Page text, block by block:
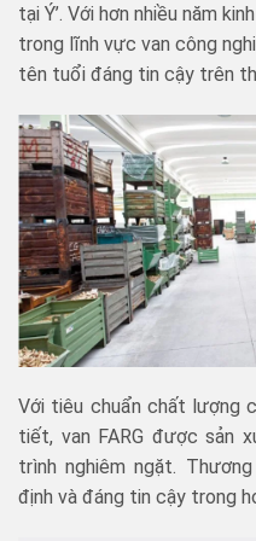
tại Ý’. Với hơn nhiều năm
trong lĩnh vực van công
tên tuổi đáng tin cậy trên
Với tiêu chuẩn chất lượng
tiết, van FARG được sản
trình nghiêm ngặt.
định và đáng tin cậy trong